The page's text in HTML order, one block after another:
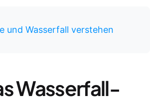
und Wasserfall verstehen
Wasserfall-